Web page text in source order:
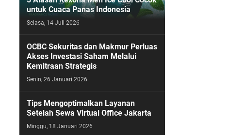
untuk Cuaca Panas Indonesia
Selasa, 14 Juli 2026
OCBC Sekuritas dan Makmur Perluas
Akses Investasi Saham Melalui
Kemitraan Strategis
Senin, 26 Januari 2026
Tips Mengoptimalkan Layanan
Setelah Sewa Virtual Office Jakarta
Minggu, 18 Januari 2026